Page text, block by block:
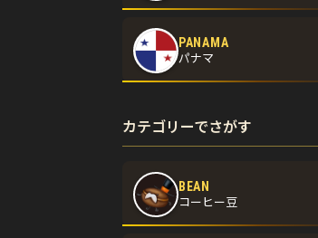
PANAMA
パナマ
カテゴリーでさがす
BEAN
コーヒー豆